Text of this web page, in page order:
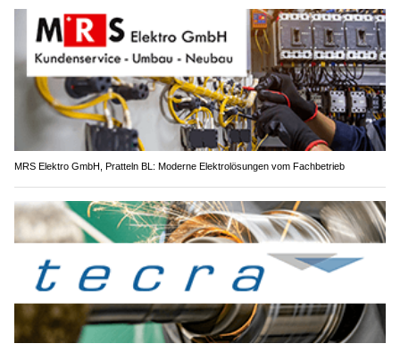
MRS Elektro GmbH, Pratteln BL: Moderne Elektrolösungen vom Fachbetrieb